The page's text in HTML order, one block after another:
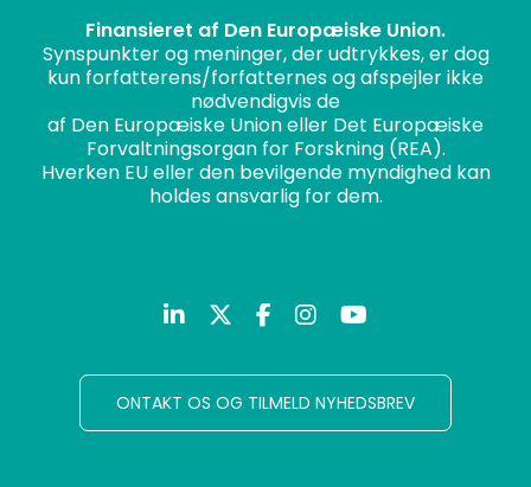
Finansieret af Den Europæiske Union.
Synspunkter og meninger, der udtrykkes, er dog
kun forfatterens/forfatternes og afspejler ikke
nødvendigvis de
af Den Europæiske Union eller Det Europæiske
Forvaltningsorgan for Forskning (REA).
Hverken EU eller den bevilgende myndighed kan
holdes ansvarlig for dem.
ONTAKT OS OG TILMELD NYHEDSBREV